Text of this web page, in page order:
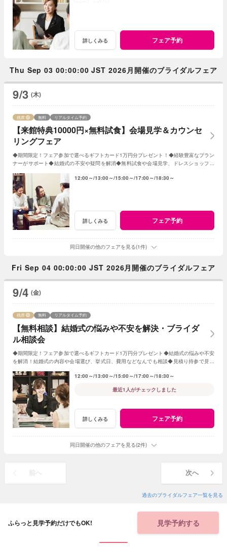
詳しくみる フェア予約
Thu Sep 03 00:00:00 JST 2026月開催のブライダルフェア
9/3 (木)
【来館特典10000円×無料試食】会場見学＆カウンセ
リングフェア
残席 無料 リアルタイム予約
◆期間限定！フェア参加で選べるギフトカード1万円分プレゼント！◆経験豊富なプラン
ナーがサポート◆結婚式の不安や疑問を解消◆無料試食や会場見学、ドレスショップ見
12:00～ 13:00～ 15:00～ 17:00～ 18:30～
詳しくみる フェア予約
同日開催の他のフェアを見る(1件)
Fri Sep 04 00:00:00 JST 2026月開催のブライダルフェア
9/4 (金)
【無料相談】結婚式の悩みや不安を解決・ブライダ
ル相談会
残席 無料 リアルタイム予約
◆期間限定！フェア参加で選べるギフトカード1万円分プレゼント◆結婚式の悩みや不安
を解消！結婚式の内容や会場選び、挙式日、費用などなんでも相談◆見積り持参で見積
12:00～ 13:00～ 15:00～ 17:00～ 18:30～
最近1人がチェックしました
詳しくみる フェア予約
同日開催の他のフェアを見る(2件)
前へ 次へ
過去のブライダルフェア一覧を見る
ふらっと見学予約だけでもOK! 見学予約する